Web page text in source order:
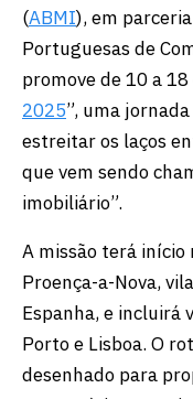
(ABMI), em
Portuguesas de
promove de 10 a
2025”, uma
estreitar os laços
que vem sendo
imobiliário”.
A missão terá
Proença-a-Nova,
Espanha, e incluirá
Porto e Lisboa. O
desenhado para